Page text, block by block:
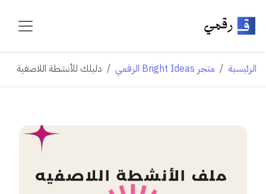
الرئيسية متجر Bright Ideas الرقمي دليلك للأنشطة اللاصفية